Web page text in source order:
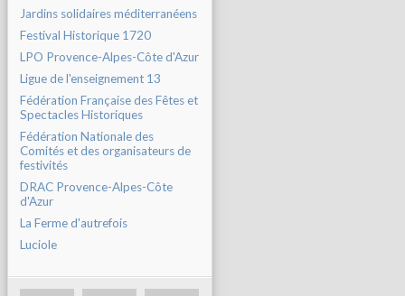
Jardins solidaires méditerranéens
Festival Historique 1720
LPO Provence-Alpes-Côte d'Azur
Ligue de l'enseignement 13
Fédération Française des Fêtes et
Spectacles Historiques
Fédération Nationale des
Comités et des organisateurs de
festivités
DRAC Provence-Alpes-Côte
d'Azur
La Ferme d'autrefois
Luciole